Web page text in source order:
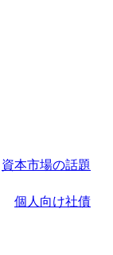
資本市場の話題
個人向け社債